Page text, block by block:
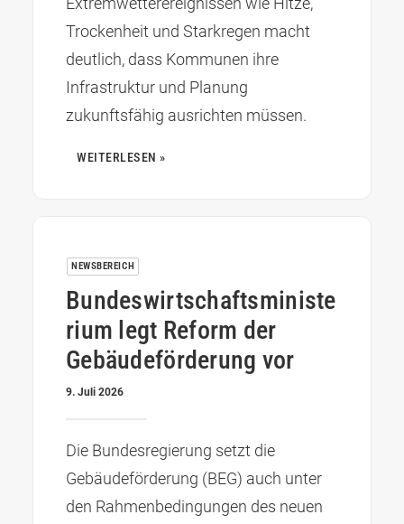
Trockenheit und Starkregen macht
deutlich, dass Kommunen ihre
Infrastruktur und Planung
zukunftsfähig ausrichten müssen.
WEITERLESEN »
NEWSBEREICH
Bundeswirtschaftsministe
rium legt Reform der
Gebäudeförderung vor
9. Juli 2026
Die Bundesregierung setzt die
Gebäudeförderung (BEG) auch unter
den Rahmenbedingungen des neuen